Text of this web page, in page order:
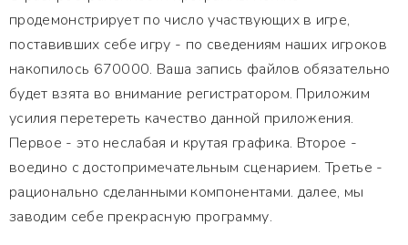
продемонстрирует по число участвующих в игре,
поставивших себе игру - по сведениям наших игроков
накопилось 670000. Ваша запись файлов обязательно
будет взята во внимание регистратором. Приложим
усилия перетереть качество данной приложения.
Первое - это неслабая и крутая графика. Второе -
воедино с достопримечательным сценарием. Третье -
рационально сделанными компонентами. далее, мы
заводим себе прекрасную программу.